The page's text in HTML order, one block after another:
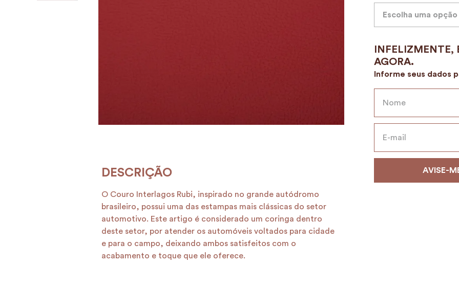
O Couro Interlagos Rubi, inspirado no grande autódromo
brasileiro, possui uma das estampas mais clássicas do setor
automotivo. Este artigo é considerado um coringa dentro
deste setor, por atender os automóveis voltados para cidade
e para o campo, deixando ambos satisfeitos com o
acabamento e toque que ele oferece.
Escolha uma opção